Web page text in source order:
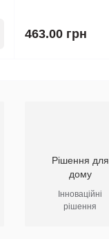
463.00 грн
Рішення для
дому
Інноваційні
рішення